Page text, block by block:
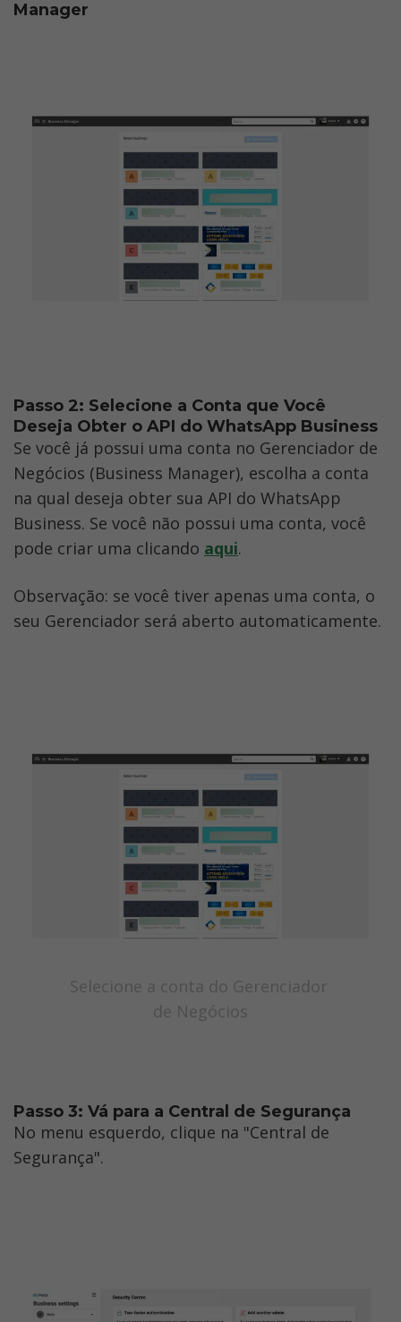
Manager
Passo 2: Selecione a Conta que Você
Deseja Obter o API do WhatsApp Business
Se você já possui uma conta no Gerenciador de
Negócios (Business Manager), escolha a conta
na qual deseja obter sua API do WhatsApp
Business. Se você não possui uma conta, você
pode criar uma clicando aqui.
Observação: se você tiver apenas uma conta, o
seu Gerenciador será aberto automaticamente.
Selecione a conta do Gerenciador
de Negócios
Passo 3: Vá para a Central de Segurança
No menu esquerdo, clique na "Central de
Segurança".